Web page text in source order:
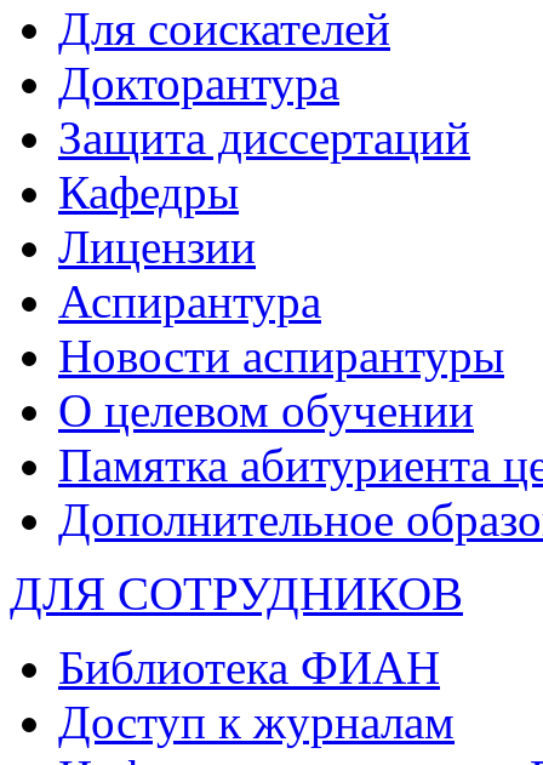
Для соискателей
Докторантура
Защита диссертаций
Кафедры
Лицензии
Аспирантура
Новости аспирантуры
О целевом обучении
Памятка абитуриента
Дополнительное
ДЛЯ СОТРУДНИКОВ
Библиотека ФИАН
Доступ к журналам